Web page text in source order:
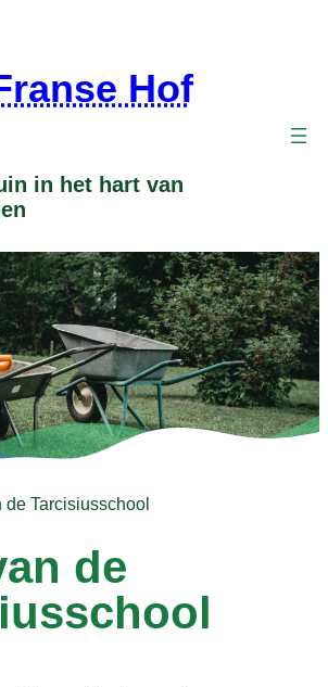
Hof
in het hart van
de Tarcisiusschool
de